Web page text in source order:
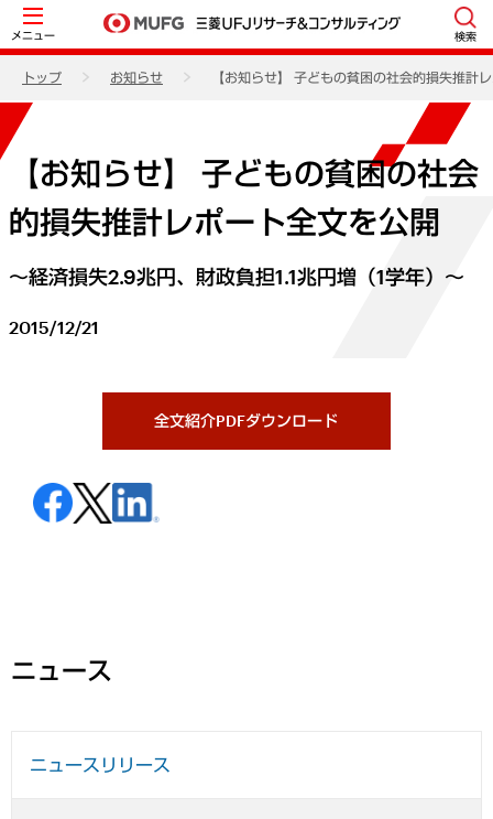
メニュー 検索
トップ お知らせ 【お知らせ】 子どもの貧困の社会的損失推計
【お知らせ】 子どもの貧困の社会
的損失推計レポート全文を公開
～経済損失2.9兆円、財政負担1.1兆円増（1学年）～
2015/12/21
全文紹介PDFダウンロード
ニュース
ニュースリリース